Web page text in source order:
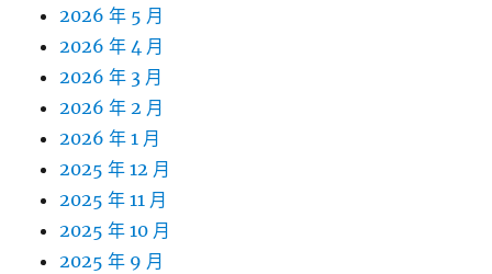
2026 年 5 月
2026 年 4 月
2026 年 3 月
2026 年 2 月
2026 年 1 月
2025 年 12 月
2025 年 11 月
2025 年 10 月
2025 年 9 月